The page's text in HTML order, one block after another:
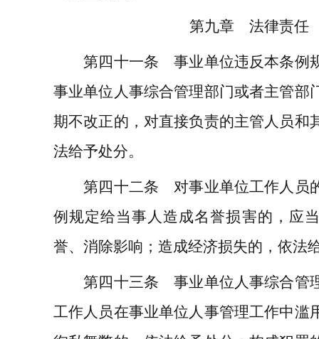
第九章 法律责任
第四十一条 事业单位违反本条例
事业单位人事综合管理部门或者主管部
期不改正的，对直接负责的主管人员和
法给予处分。
第四十二条 对事业单位工作人员
例规定给当事人造成名誉损害的，应
誉、消除影响；造成经济损失的，依法
第四十三条 事业单位人事综合管
工作人员在事业单位人事管理工作中滥